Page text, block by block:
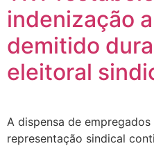
indenização
demitido
eleitoral
A dispensa de
representação sindical